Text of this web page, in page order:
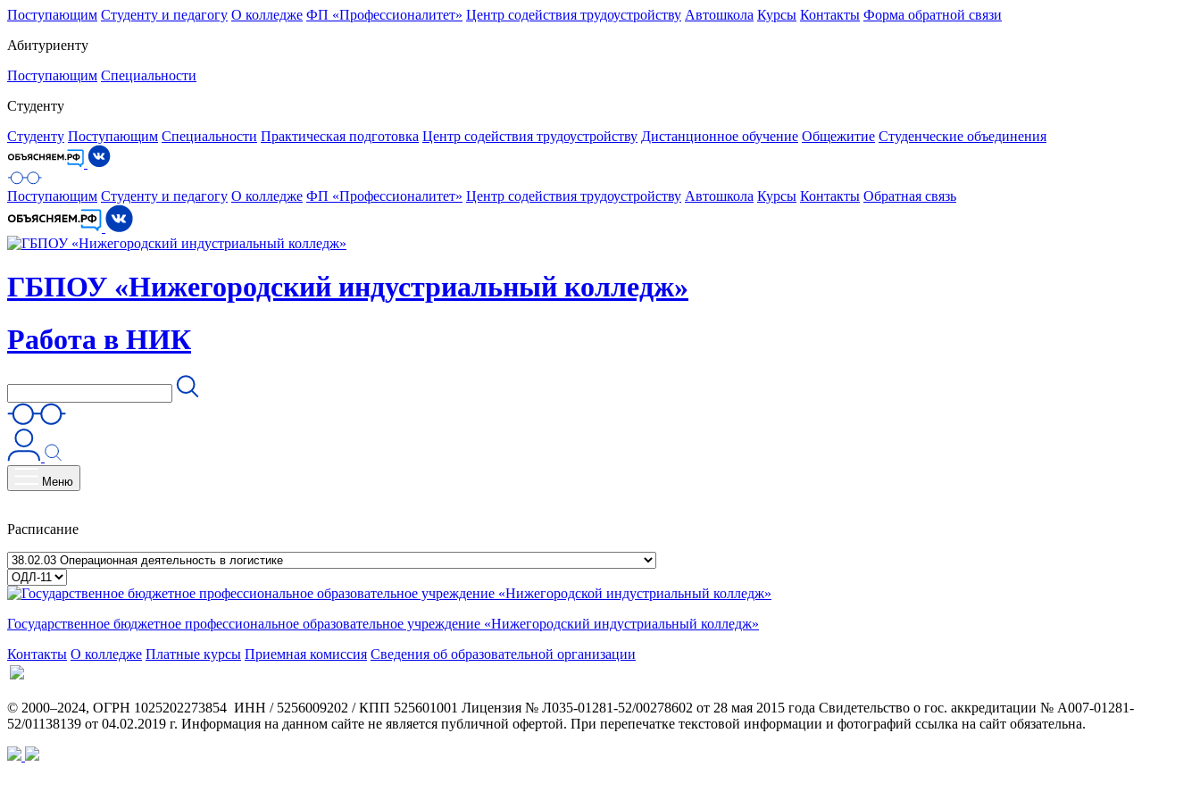
Поступающим Студенту и педагогу О колледже ФП «Профессионалитет» Центр содействия трудоустройству Автошкола Курсы Контакты Форма обратной связи
Абитуриенту
Поступающим Специальности
Студенту
Студенту Поступающим Специальности Практическая подготовка Центр содействия трудоустройству Дистанционное обучение Общежитие Студенческие объединения
Поступающим Студенту и педагогу О колледже ФП «Профессионалитет» Центр содействия трудоустройству Автошкола Курсы Контакты Обратная связь
ГБПОУ «Нижегородский индустриальный колледж»
Работа в НИК
Меню
Расписание
Государственное бюджетное профессиональное образовательное учреждение «Нижегородский индустриальный колледж»
Контакты О колледже Платные курсы Приемная комиссия Сведения об образовательной организации
© 2000–2024, ОГРН 1025202273854 ИНН / 5256009202 / КПП 525601001 Лицензия № Л035-01281-52/00278602 от 28 мая 2015 года Свидетельство о гос. аккредитации № А007-01281-
52/01138139 от 04.02.2019 г. Информация на данном сайте не является публичной офертой. При перепечатке текстовой информации и фотографий ссылка на сайт обязательна.